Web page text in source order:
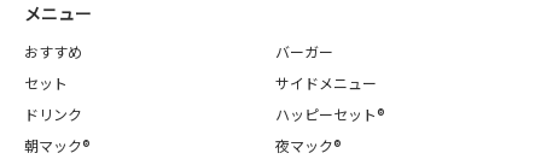
メニュー
おすすめ
バーガー
セット
サイドメニュー
ドリンク
ハッピーセット®
朝マック®
夜マック®